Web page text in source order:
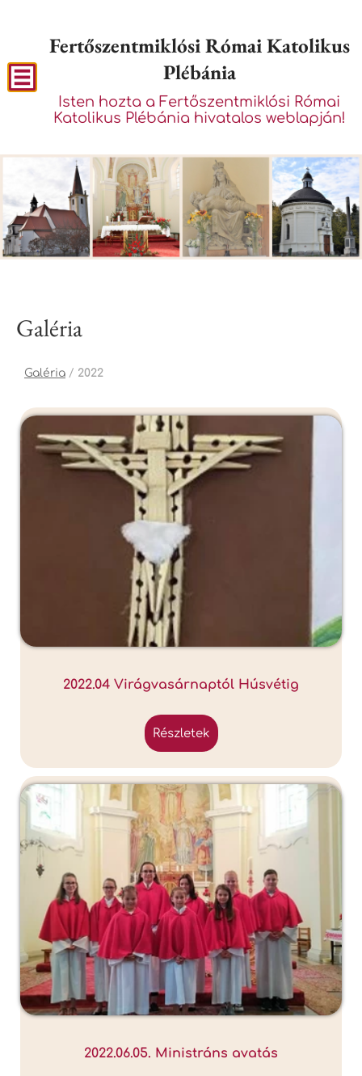
Fertőszentmiklósi Római Katolikus
Plébánia
Isten hozta a Fertőszentmiklósi Római
Katolikus Plébánia hivatalos weblapján!
Galéria
Galéria / 2022
2022.04 Virágvasárnaptól Húsvétig
részletek
2022.06.05. Ministráns avatás